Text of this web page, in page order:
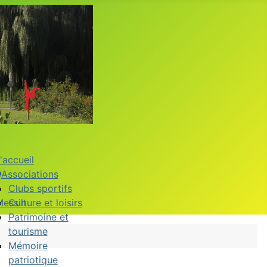
Associations
Clubs sportifs
Culture et loisirs
Patrimoine et
tourisme
Mémoire
patriotique